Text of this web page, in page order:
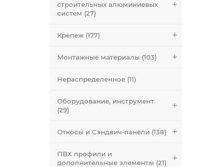
строительных алюминиевых
систем (27)
Крепеж (177)
Монтажные материалы (103)
Нераспределенное (11)
Оборудование, инструмент
(29)
Откосы и Сэндвич-панели (138)
ПВХ профили и
дополнительные элементы (21)